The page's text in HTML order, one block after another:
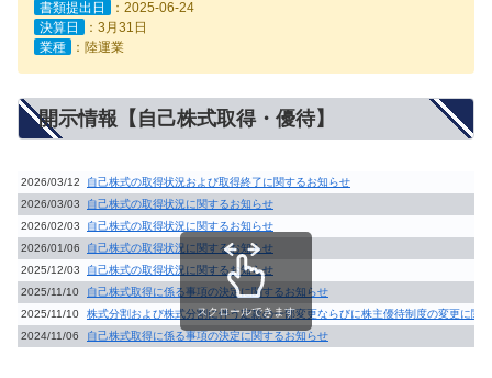
書類提出日
：2025-06-24
決算日
：3月31日
業種
：陸運業
開示情報【自己株式取得・優待】
2026/03/12
自己株式の取得状況および取得終了に関するお知らせ
2026/03/03
自己株式の取得状況に関するお知らせ
2026/02/03
自己株式の取得状況に関するお知らせ
2026/01/06
自己株式の取得状況に関するお知らせ
2025/12/03
自己株式の取得状況に関するお知らせ
2025/11/10
自己株式取得に係る事項の決定に関するお知らせ
2025/11/10
株式分割および株式分割に伴う定款の一部変更ならびに株主優待制度の変更に関
2024/11/06
自己株式取得に係る事項の決定に関するお知らせ
スクロールできます